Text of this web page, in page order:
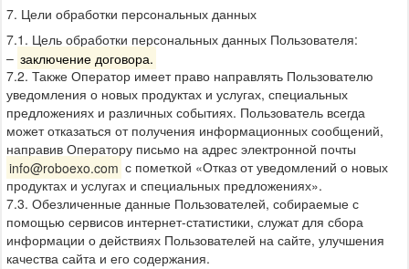
7. Цели обработки персональных данных
7.1. Цель обработки персональных данных Пользователя:
– заключение договора.
7.2. Также Оператор имеет право направлять Пользователю
уведомления о новых продуктах и услугах, специальных
предложениях и различных событиях. Пользователь всегда
может отказаться от получения информационных сообщений,
направив Оператору письмо на адрес электронной почты
info@roboexo.com с пометкой «Отказ от уведомлений о новых
продуктах и услугах и специальных предложениях».
7.3. Обезличенные данные Пользователей, собираемые с
помощью сервисов интернет-статистики, служат для сбора
информации о действиях Пользователей на сайте, улучшения
качества сайта и его содержания.